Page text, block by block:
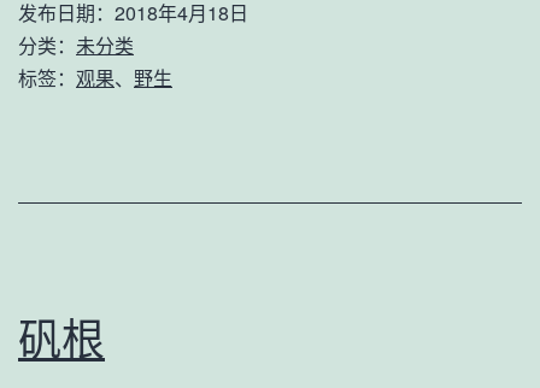
发布日期： 2018年4月18日
分类： 未分类
标签： 观果、 野生
矾根